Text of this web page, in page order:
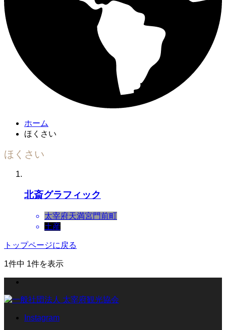
ホーム
ほくさい
ほくさい
北斎グラフィック
太宰府天満宮門前町
土産
トップページに戻る
1件中 1件を表示
Instagram